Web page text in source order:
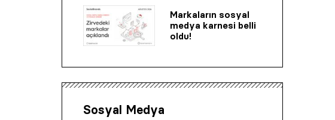
Markaların sosyal
medya karnesi belli
oldu!
Sosyal Medya